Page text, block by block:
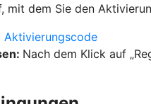
mit dem Sie den
Aktivierungscode
Nach dem Klick auf